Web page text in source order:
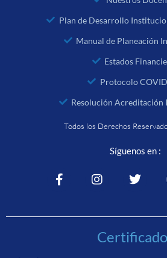
Plan de Desarrollo
Manual de Planeación
Estados
Protocolo
Resolución Acreditación
Todos los Derechos
Síguenos en :